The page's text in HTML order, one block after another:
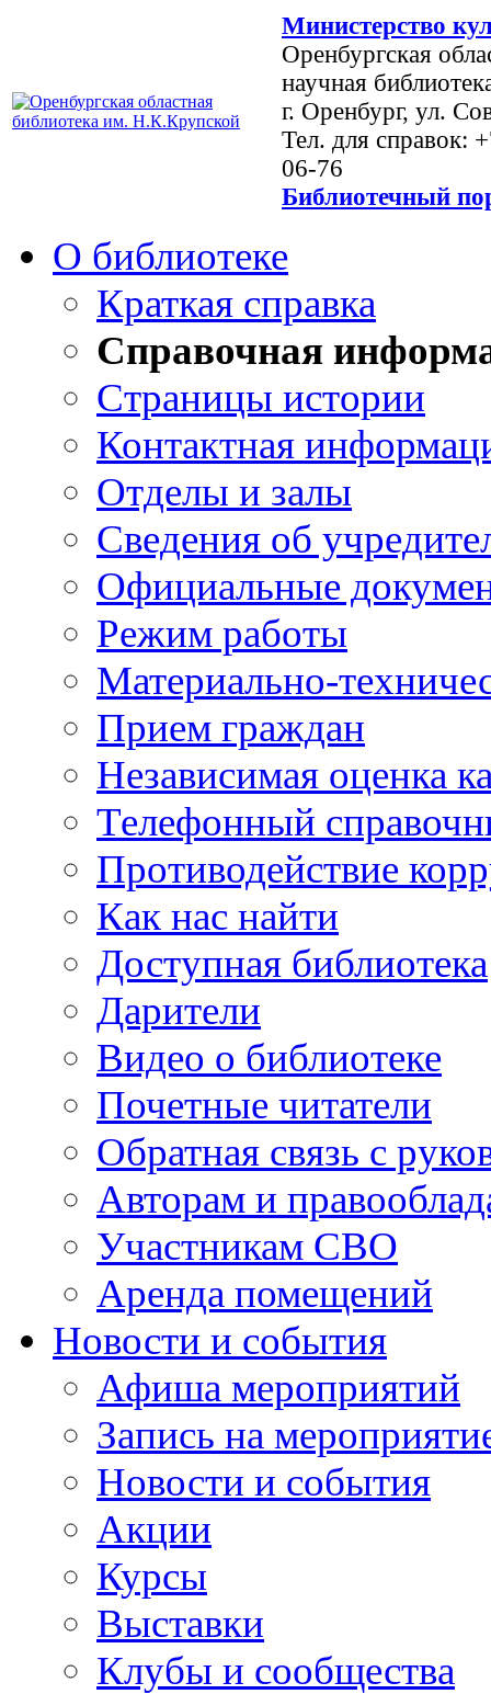
Министерство
Оренбургская
научная
г. Оренбург, ул.
Тел. для справок:
06-76
Библиотечный
О библиотеке
Краткая справка
Справочная
Страницы истории
Контактная
Отделы и залы
Сведения об
Официальные
Режим работы
Материально-
Прием граждан
Независимая оценка
Телефонный
Противодействие
Как нас найти
Доступная библиотека
Дарители
Видео о библиотеке
Почетные читатели
Обратная связь с
Авторам и
Участникам СВО
Аренда помещений
Новости и события
Афиша мероприятий
Запись на
Новости и события
Акции
Курсы
Выставки
Клубы и сообщества